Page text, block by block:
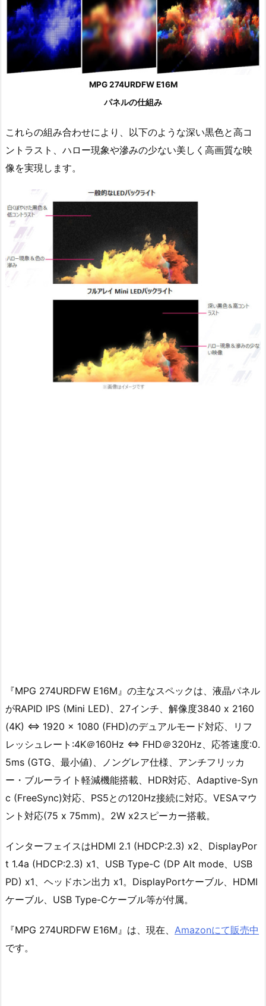
MPG 274URDFW E16M
パネルの仕組み
これらの組み合わせにより、以下のような深い黒色と高コ
ントラスト、ハロー現象や滲みの少ない美しく高画質な映
像を実現します。
『MPG 274URDFW E16M』の主なスペックは、液晶パネル
がRAPID IPS (Mini LED)、27インチ、解像度3840 x 2160
(4K) ⇔ 1920 x 1080 (FHD)のデュアルモード対応、リフ
レッシュレート:4K＠160Hz ⇔ FHD＠320Hz、応答速度:0.
5ms (GTG、最小値)、ノングレア仕様、アンチフリッカ
ー・ブルーライト軽減機能搭載、HDR対応、Adaptive-Syn
c (FreeSync)対応、PS5との120Hz接続に対応。VESAマウ
ント対応(75 x 75mm)。2W x2スピーカー搭載。
インターフェイスはHDMI 2.1 (HDCP:2.3) x2、DisplayPor
t 1.4a (HDCP:2.3) x1、USB Type-C (DP Alt mode、USB
PD) x1、ヘッドホン出力 x1。DisplayPortケーブル、HDMI
ケーブル、USB Type-Cケーブル等が付属。
『MPG 274URDFW E16M』は、現在、 Amazonにて販売中
です。